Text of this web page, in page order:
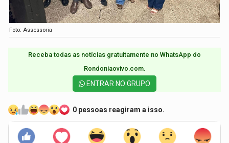
Foto: Assessoria
Receba todas as notícias gratuitamente no WhatsApp do
Rondoniaovivo.com.​
ENTRAR NO GRUPO
0 pessoas reagiram a isso.